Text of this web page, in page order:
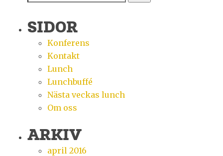
efter:
SIDOR
Konferens
Kontakt
Lunch
Lunchbuffé
Nästa veckas lunch
Om oss
ARKIV
april 2016